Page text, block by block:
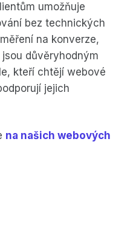
umožňuje
bez technických
na konverze,
důvěryhodným
kteří chtějí webové
jejich
na našich webových